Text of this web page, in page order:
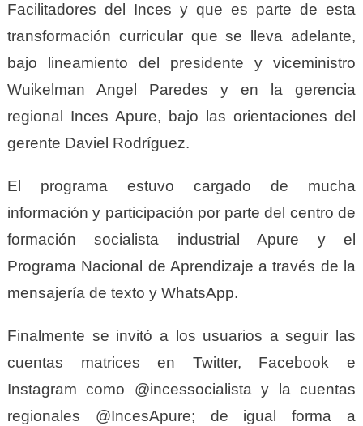
Facilitadores del Inces y que es parte de esta
transformación curricular que se lleva adelante,
bajo lineamiento del presidente y viceministro
Wuikelman Angel Paredes y en la gerencia
regional Inces Apure, bajo las orientaciones del
gerente Daviel Rodríguez.
El programa estuvo cargado de mucha
información y participación por parte del centro de
formación socialista industrial Apure y el
Programa Nacional de Aprendizaje a través de la
mensajería de texto y WhatsApp.
Finalmente se invitó a los usuarios a seguir las
cuentas matrices en Twitter, Facebook e
Instagram como @incessocialista y la cuentas
regionales @IncesApure; de igual forma a